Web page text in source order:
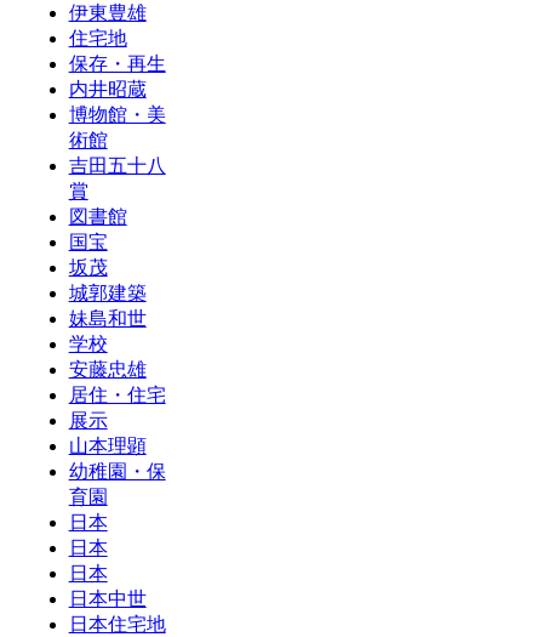
伊東豊雄
住宅地
保存・再生
内井昭蔵
博物館・美
術館
吉田五十八
賞
図書館
国宝
坂茂
城郭建築
妹島和世
学校
安藤忠雄
居住・住宅
展示
山本理顕
幼稚園・保
育園
日本
日本
日本
日本中世
日本住宅地